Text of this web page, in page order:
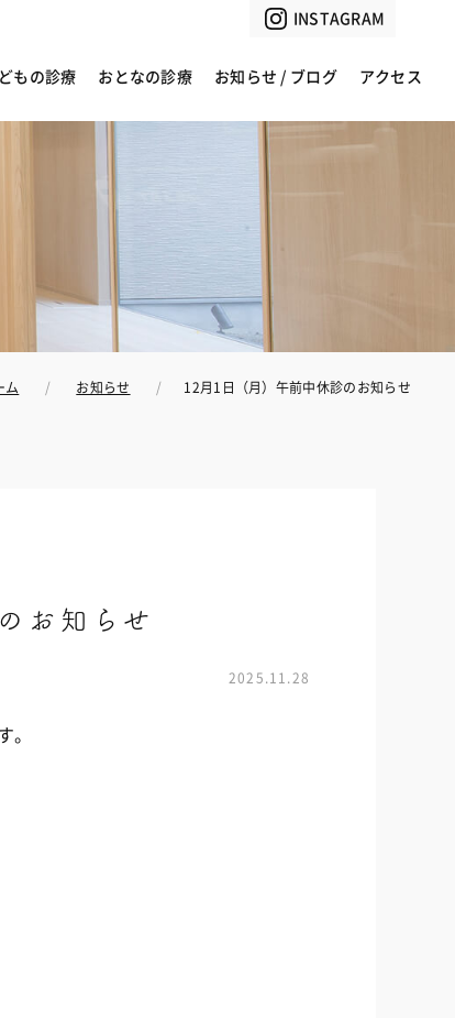
もの診療 おとなの診療 お知らせ / ブログ アクセス
INSTAGRAM
ム お知らせ 12月1日（月）午前中休診のお知らせ
お知らせ
2025.11.28
。